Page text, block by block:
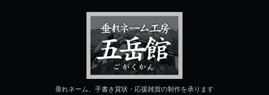
垂れネーム、手書き賞状・応援雑貨の制作を承ります